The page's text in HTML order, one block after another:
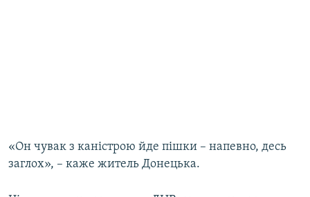
«Он чувак з каністрою йде пішки – напевно, десь
заглох», – каже житель Донецька.